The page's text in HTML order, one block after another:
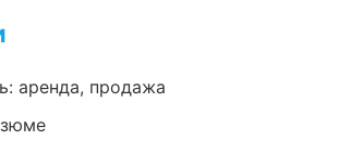
аренда, продажа